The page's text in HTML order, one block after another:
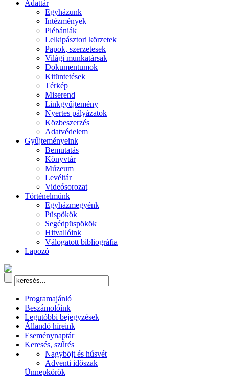
Adattár
Egyházunk
Intézmények
Plébániák
Lelkipásztori körzetek
Papok, szerzetesek
Világi munkatársak
Dokumentumok
Kitüntetések
Térkép
Miserend
Linkgyűjtemény
Nyertes pályázatok
Közbeszerzés
Adatvédelem
Gyűjteményeink
Bemutatás
Könyvtár
Múzeum
Levéltár
Videósorozat
Történelmünk
Egyházmegyénk
Püspökök
Segédpüspökök
Hitvallóink
Válogatott bibliográfia
Lapozó
Programajánló
Beszámolóink
Legutóbbi bejegyzések
Állandó híreink
Eseménynaptár
Keresés, szűrés
Nagyböjt és húsvét
Adventi időszak
Ünnepkörök